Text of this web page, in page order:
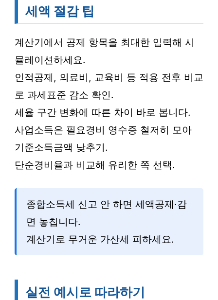
세액 절감 팁
계산기에서 공제 항목을 최대한 입력해 시
뮬레이션하세요.
인적공제, 의료비, 교육비 등 적용 전후 비교
로 과세표준 감소 확인.
세율 구간 변화에 따른 차이 바로 봅니다.
사업소득은 필요경비 영수증 철저히 모아
기준소득금액 낮추기.
단순경비율과 비교해 유리한 쪽 선택.
종합소득세 신고 안 하면 세액공제·감
면 놓칩니다.
계산기로 무거운 가산세 피하세요.
실전 예시로 따라하기